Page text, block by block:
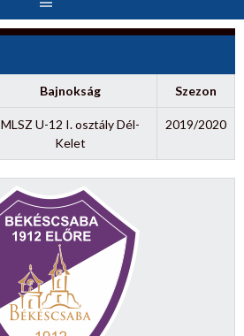
Bajnokság Szezon
MLSZ U-12 I. osztály Dél-
Kelet
2019/2020